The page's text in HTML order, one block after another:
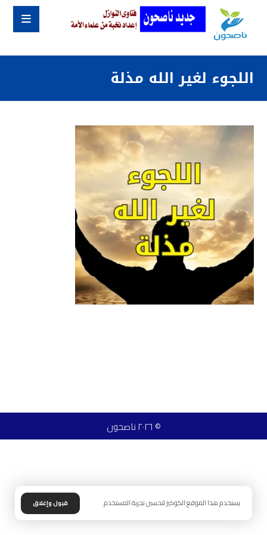
اللجوء لغير الله مذلة
© ٢٠٢٦ ناصحون
يستخدم هذا الموقع الكوكيز لتحسين تجربة المستخدم. قبول وإغلاق